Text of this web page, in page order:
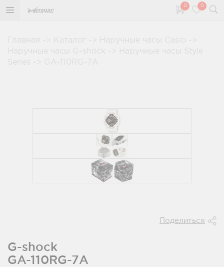
0 0
Поделиться
G-shock
GA-110RG-7A